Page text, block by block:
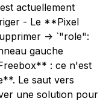
actuellement
- Le **Pixel
-> `"role":
gauche
: ce n'est
Le saut vers
une solution pour